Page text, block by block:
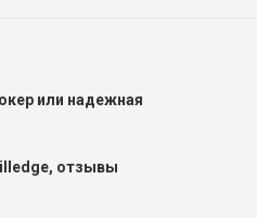
или надежная
отзывы